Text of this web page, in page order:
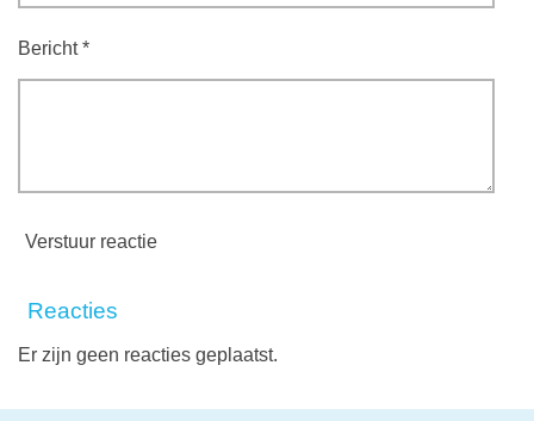
Bericht *
Verstuur reactie
Reacties
Er zijn geen reacties geplaatst.